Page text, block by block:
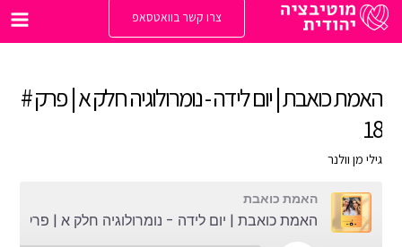
לתוכן
צרו קשר בוואטסאפ
האמת כואבת | יום לידה - נומרולוגיה חלק א | פרק #
18
גילי מן וולנר
האמת כואבת